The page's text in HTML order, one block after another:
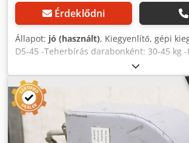
Érdeklődni
Állapot: jó (használt), Kiegyenlítő, gépi
D5-45 -Teherbírás darabonként: 30-45 kg
m -Darabszám: 2 db rendelkezésre áll -Ár:
Crsdscii N Iepfx Ah Ujf -Saját tömeg: 18 kg